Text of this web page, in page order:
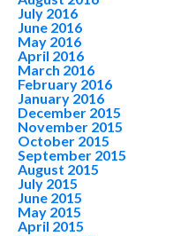
July 2016
June 2016
May 2016
April 2016
March 2016
February 2016
January 2016
December 2015
November 2015
October 2015
September 2015
August 2015
July 2015
June 2015
May 2015
April 2015